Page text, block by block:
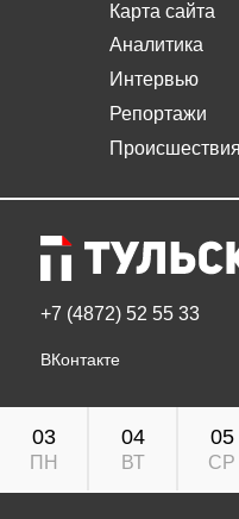
Карта сайта
Аналитика
Интервью
Репортажи
Происшествия
+7 (4872) 52 55 33
ВКонтакте
03
ПН
04
ВТ
05
СР